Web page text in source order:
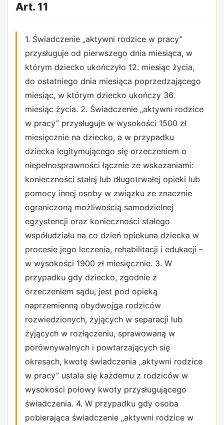
Art. 11
1. Świadczenie „aktywni rodzice w pracy”
przysługuje od pierwszego dnia miesiąca, w
którym dziecko ukończyło 12. miesiąc życia,
do ostatniego dnia miesiąca poprzedzającego
miesiąc, w którym dziecko ukończy 36.
miesiąc życia. 2. Świadczenie „aktywni rodzice
w pracy” przysługuje w wysokości 1500 zł
miesięcznie na dziecko, a w przypadku
dziecka legitymującego się orzeczeniem o
niepełnosprawności łącznie ze wskazaniami:
konieczności stałej lub długotrwałej opieki lub
pomocy innej osoby w związku ze znacznie
ograniczoną możliwością samodzielnej
egzystencji oraz konieczności stałego
współudziału na co dzień opiekuna dziecka w
procesie jego leczenia, rehabilitacji i edukacji –
w wysokości 1900 zł miesięcznie. 3. W
przypadku gdy dziecko, zgodnie z
orzeczeniem sądu, jest pod opieką
naprzemienną obydwojga rodziców
rozwiedzionych, żyjących w separacji lub
żyjących w rozłączeniu, sprawowaną w
porównywalnych i powtarzających się
okresach, kwotę świadczenia „aktywni rodzice
w pracy” ustala się każdemu z rodziców w
wysokości połowy kwoty przysługującego
świadczenia. 4. W przypadku gdy osoba
pobierająca świadczenie „aktywni rodzice w